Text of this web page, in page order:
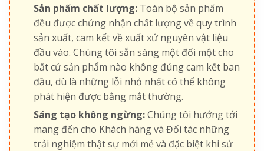
Sản phẩm chất lượng: Toàn bộ sản phẩm
đều được chứng nhận chất lượng về quy trình
sản xuất, cam kết về xuất xứ nguyên vật liệu
đầu vào. Chúng tôi sẵn sàng một đổi một cho
bất cứ sản phẩm nào không đúng cam kết ban
đầu, dù là những lỗi nhỏ nhất có thể không
phát hiện được bằng mắt thường.
Sáng tạo không ngừng:Chúng tôi hướng tới
mang đến cho Khách hàng và Đối tác những
trải nghiệm thật sự mới mẻ và đặc biệt khi sử